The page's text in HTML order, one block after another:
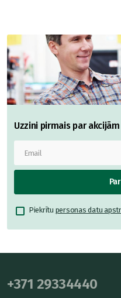
Uzzini pirmais par akcijām
Piekrītu personas datu
+371 29334440